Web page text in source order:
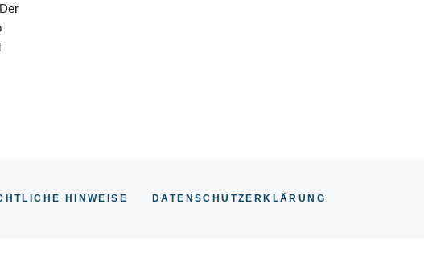
HINWEISE DATENSCHUTZERKLÄRUNG